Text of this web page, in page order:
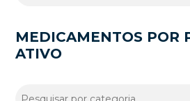
MEDICAMENTOS POR
ATIVO